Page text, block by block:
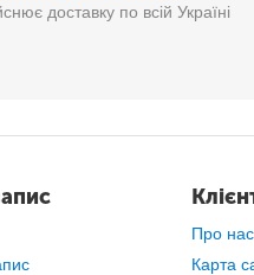
доставку по всій Україні
Про нас
Карта